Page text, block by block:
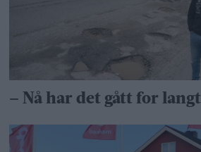
– Nå har det gått for langt